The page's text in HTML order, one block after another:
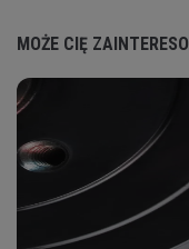
MOŻE CIĘ